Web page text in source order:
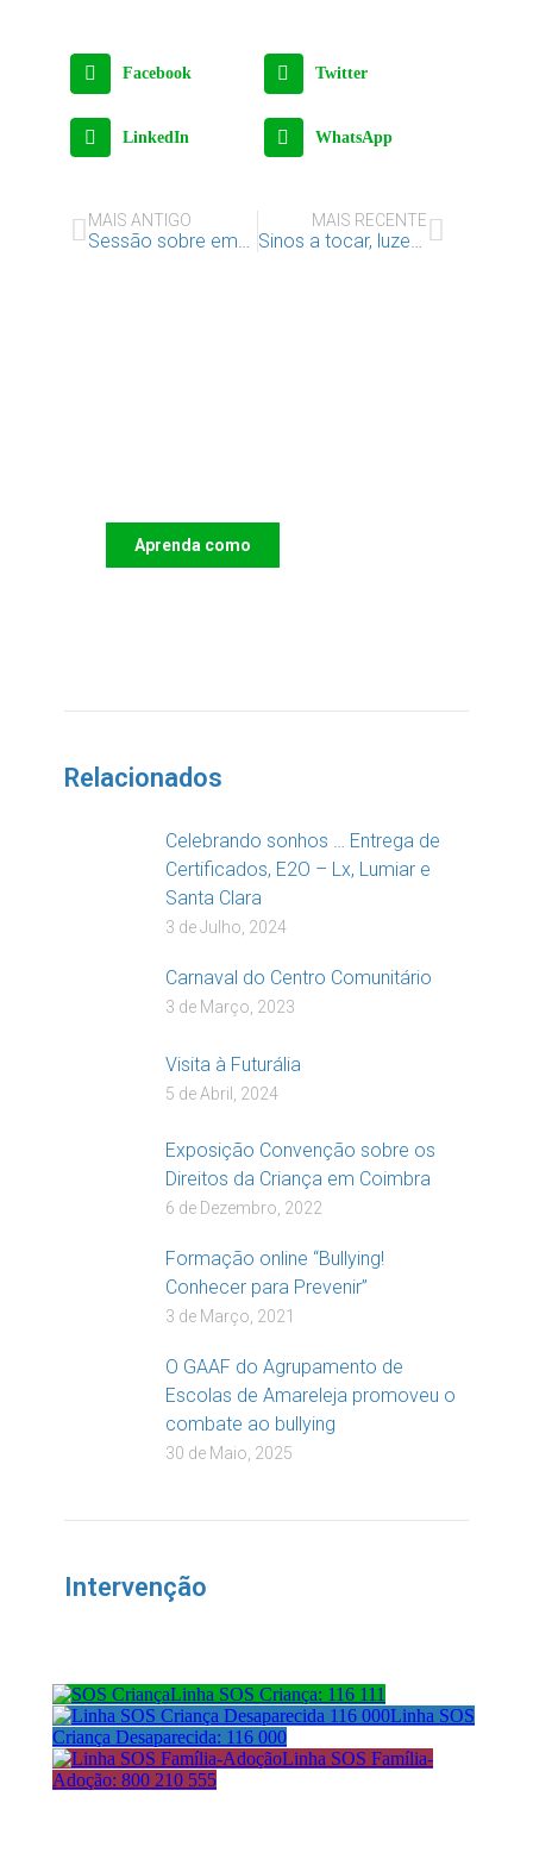
Facebook Twitter
LinkedIn WhatsApp
MAIS ANTIGO
Sessão sobre empreendedorismo, jovens do território de Marvila
MAIS RECENTE
Sinos a tocar, luzes a brilhar, Natal a chegar
Aprenda como
Relacionados
Celebrando sonhos … Entrega de
Certificados, E2O – Lx, Lumiar e
Santa Clara
3 de Julho, 2024
Carnaval do Centro Comunitário
3 de Março, 2023
Visita à Futurália
5 de Abril, 2024
Exposição Convenção sobre os
Direitos da Criança em Coimbra
6 de Dezembro, 2022
Formação online “Bullying!
Conhecer para Prevenir”
3 de Março, 2021
O GAAF do Agrupamento de
Escolas de Amareleja promoveu o
combate ao bullying
30 de Maio, 2025
Intervenção
Linha SOS Criança: 116 111
Linha SOS
Criança Desaparecida: 116 000
Linha SOS Família-
Adoção: 800 210 555